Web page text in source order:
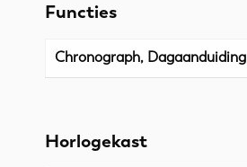
Functies
Chronograph,
Horlogekast